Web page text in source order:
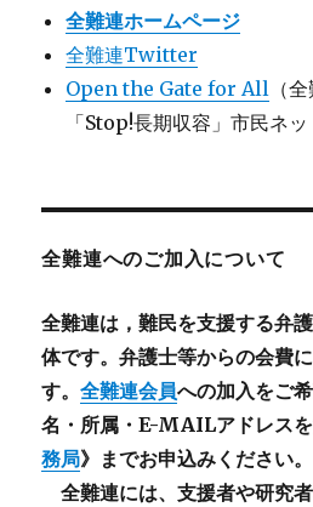
全難連ホームページ
全難連Twitter
Open the Gate for All （
「Stop!長期収容」市民ネッ
全難連へのご加入について
全難連は，難民を支援する弁
体です。弁護士等からの会費
す。全難連会員への加入をご
名・所属・E-MAILアドレス
務局》までお申込みください。
全難連には、支援者や研究